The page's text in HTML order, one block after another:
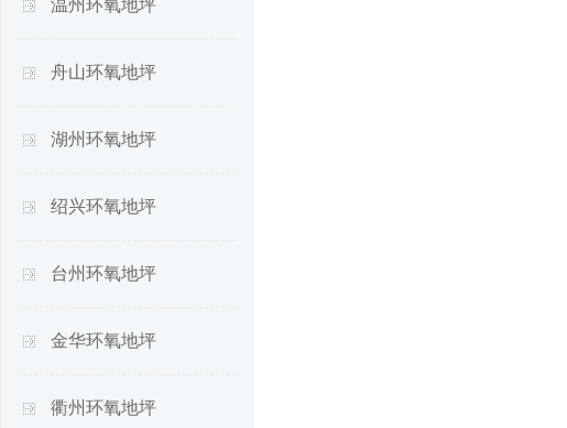
温州环氧地坪
舟山环氧地坪
湖州环氧地坪
绍兴环氧地坪
台州环氧地坪
金华环氧地坪
衢州环氧地坪